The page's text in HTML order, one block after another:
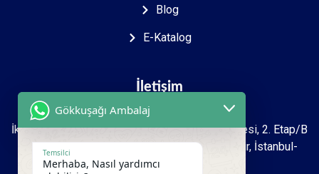
Blog
E-Katalog
İletişim
İkitelli O.S.B Mah. 2723. sokak İpkas Sanayi Sitesi, 2. Etap/B
Ada 7 Zemin 1.kat İşyeri No: 27-39 Başakşehir, İstanbul-
Türkiye
Gökkuşağı Ambalaj
Temsilci
Merhaba, Nasıl yardımcı